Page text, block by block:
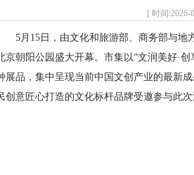
[ 时间:2026-
5月15日，由文化和旅游部、商务部与地
京朝阳公园盛大开幕。市集以“文润美好·
展品，集中呈现当前中国文创产业的最新
创意匠心打造的文化标杆品牌受邀参与此次